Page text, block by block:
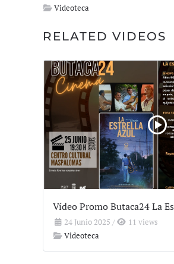
Videoteca
RELATED VIDEOS
Vídeo Promo Butaca24 La
24 Junio 2025 /
11 views
Videoteca